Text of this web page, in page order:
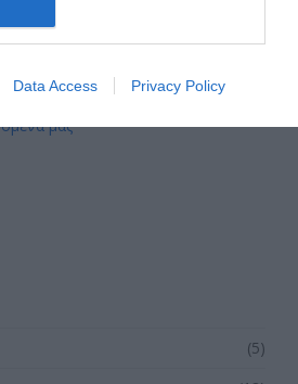
Data Access Privacy Policy
τα QR codes με ασφάλεια
ασφάλεια: Μικρές κινήσεις που
μας
(5)